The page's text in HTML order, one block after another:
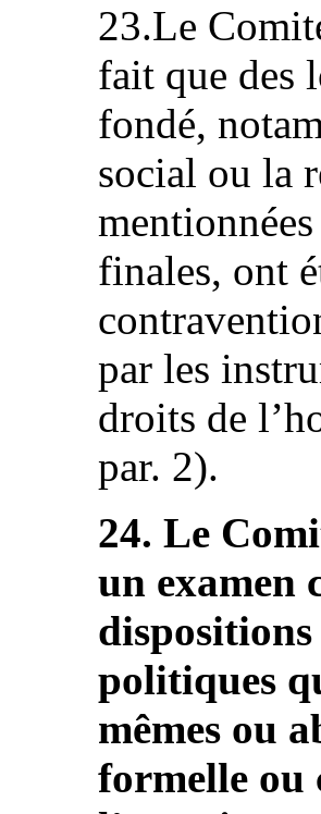
23.Le
fait que des
fondé,
social ou la
finales, ont
par les
droits de
par. 2).
24. Le
un examen
politiques
mêmes ou
formelle ou